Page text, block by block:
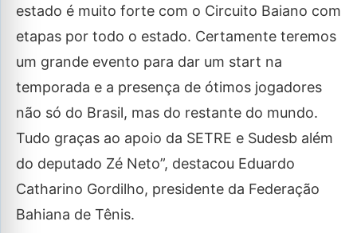
estado é muito forte com o Circuito Baiano com
etapas por todo o estado. Certamente teremos
um grande evento para dar um start na
temporada e a presença de ótimos jogadores
não só do Brasil, mas do restante do mundo.
Tudo graças ao apoio da SETRE e Sudesb além
do deputado Zé Neto”, destacou Eduardo
Catharino Gordilho, presidente da Federação
Bahiana de Tênis.